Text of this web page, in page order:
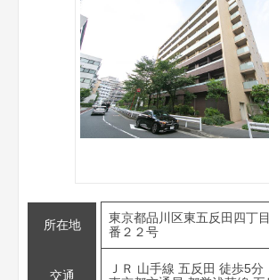
所在地
東京都品川区東五反田四丁
番２２号
交通
ＪＲ 山手線 五反田 徒歩5分